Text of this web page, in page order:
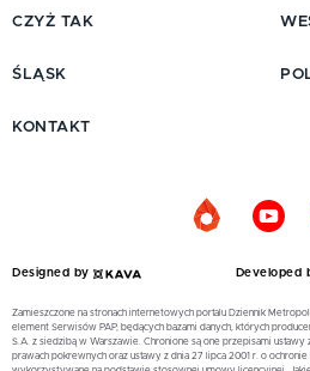
CZYŻ TAK
ŚLĄSK
KONTAKT
Designed by Developed
Zamieszczone na stronach internetowych portalu Dziennik
element Serwisów PAP, będących bazami danych, których
S.A. z siedzibą w Warszawie. Chronione są one przepisami ustawy
prawach pokrewnych oraz ustawy z dnia 27 lipca 2001 r. o